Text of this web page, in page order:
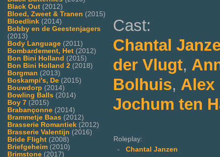
Black Out (2012)
Bloed, Zweet & Tranen (2015)
Bloedlink (2014)
Bobby en de Geestenjagers
(2013)
Body Language (2011)
Bombardement, Het (2012)
Bon Bini Holland (2015)
Bon Bini Holland 2 (2018)
Borgman (2013)
Boskampi's, De (2015)
Bouwdorp (2014)
Bowling Balls (2014)
Boy 7 (2015)
Brabançonne (2014)
Brammetje Baas (2012)
Brasserie Romantiek (2012)
Brasserie Valentijn (2016)
Bride Flight (2008)
Briefgeheim (2010)
Brimstone (2017)
Cast:
Chantal
der Vlugt,
Bolhuis, Alex
Jochum ten
Roleplay:
- Chantal Janzen